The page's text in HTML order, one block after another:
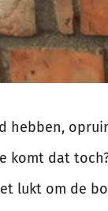
hebben,
komt dat
lukt om de